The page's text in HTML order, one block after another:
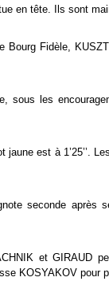
en tête. Ils sont
Fidèle,
sous les
jaune est à 1’25’’.
seconde après
et GIRAUD
KOSYAKOV pour